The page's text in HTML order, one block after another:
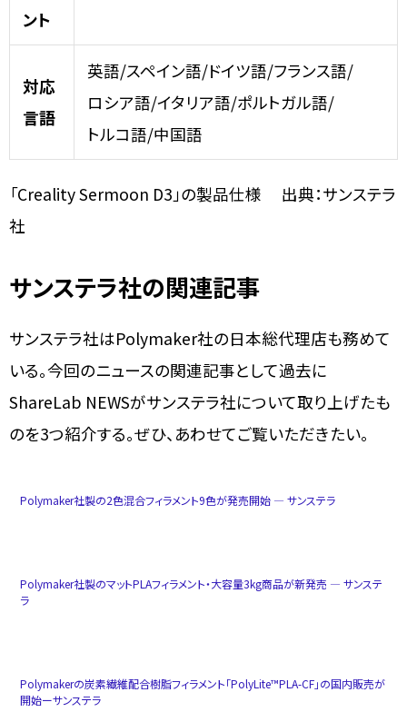
ント
対応
言語
英語/スペイン語/ドイツ語/フランス語/
ロシア語/イタリア語/ポルトガル語/
トルコ語/中国語
「Creality Sermoon D3」の製品仕様 出典：サンステラ
社
サンステラ社の関連記事
サンステラ社はPolymaker社の日本総代理店も務めて
いる。今回のニュースの関連記事として過去に
ShareLab NEWSがサンステラ社について取り上げたも
のを3つ紹介する。ぜひ、あわせてご覧いただきたい。
Polymaker社製の2色混合フィラメント9色が発売開始 ― サンステラ
Polymaker社製のマットPLAフィラメント・大容量3kg商品が新発売 ― サンステ
ラ
Polymakerの炭素繊維配合樹脂フィラメント「PolyLite™PLA-CF」の国内販売が
開始ーサンステラ